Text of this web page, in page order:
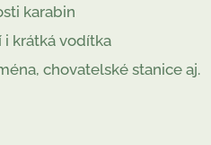
karabin
i krátká vodítka
chovatelské stanice aj.